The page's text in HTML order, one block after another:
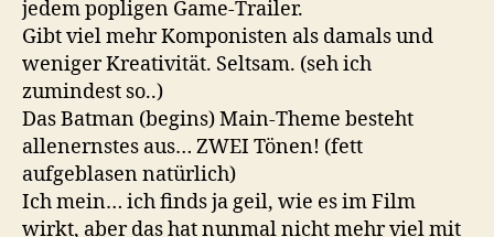
jedem popligen Game-Trailer.
Gibt viel mehr Komponisten als damals und
weniger Kreativität. Seltsam. (seh ich
zumindest so..)
Das Batman (begins) Main-Theme besteht
allenernstes aus… ZWEI Tönen! (fett
aufgeblasen natürlich)
Ich mein… ich finds ja geil, wie es im Film
wirkt, aber das hat nunmal nicht mehr viel mit